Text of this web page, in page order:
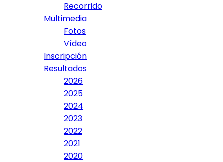
Recorrido
Multimedia
Fotos
Vídeo
Inscripción
Resultados
2026
2025
2024
2023
2022
2021
2020